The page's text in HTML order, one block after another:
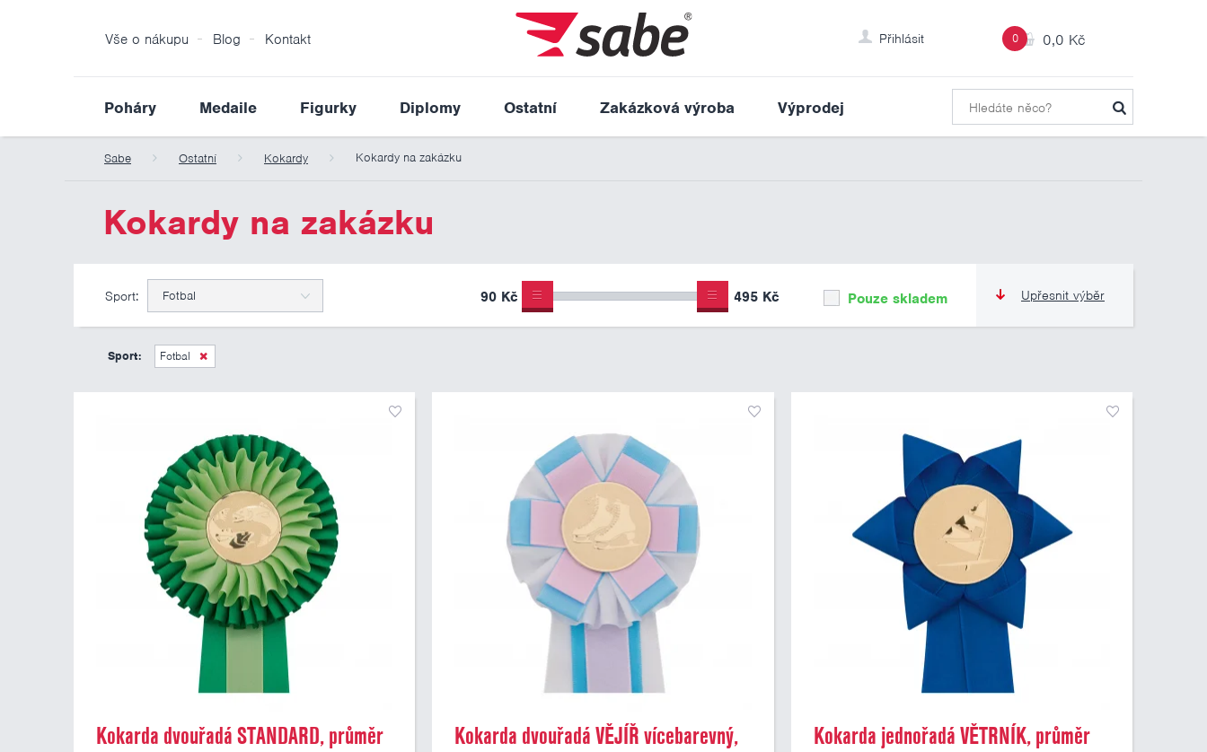
0 0,0 Kč
Přihlásit
Vše o nákupu Blog Kontakt
Poháry Medaile Figurky Diplomy Ostatní Zakázková výroba Výprodej
Sabe Ostatní Kokardy Kokardy na zakázku
Kokardy na zakázku
Upřesnit výběr
Sport: Fotbal Pouze skladem
90 Kč 495 Kč
Sport: Fotbal
Kokarda dvouřadá STANDARD, průměr
Kokarda dvouřadá VĚJÍŘ vícebarevný,
Kokarda jednořadá VĚTRNÍK, průměr